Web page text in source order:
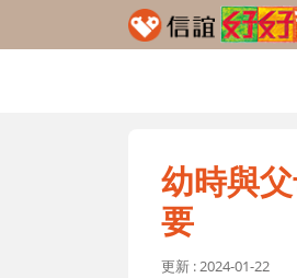
幼時與
要
更新 : 2024-01-22